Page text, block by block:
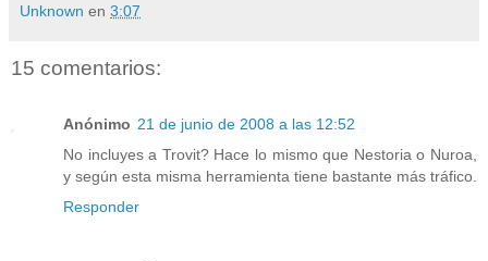
Unknown en 3:07
15 comentarios:
Anónimo 21 de junio de 2008 a las 12:52
No incluyes a Trovit? Hace lo mismo que Nestoria o Nuroa,
y según esta misma herramienta tiene bastante más tráfico.
Responder